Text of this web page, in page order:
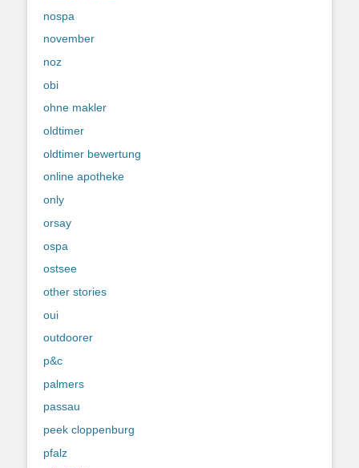
nospa
november
noz
obi
ohne makler
oldtimer
oldtimer bewertung
online apotheke
only
orsay
ospa
ostsee
other stories
oui
outdoorer
p&c
palmers
passau
peek cloppenburg
pfalz